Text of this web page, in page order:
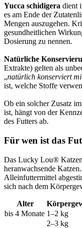
Yucca schidigera dient
es am Ende der
Mengen auszugehen.
gesundheitlichen
Dosierung zu nennen.
Natürliche
Extrakte) gelten als
„natürlich konserviert
ist, welche Stoffe
Ob ein solcher Zusatz
ist, hängt von der
des Futters ab.
Für wen ist das
Das Lucky Lou®
heranwachsende
Alleinfuttermittel
sich nach dem
Alter
bis 4 Monate 1–2 kg
2–3 kg